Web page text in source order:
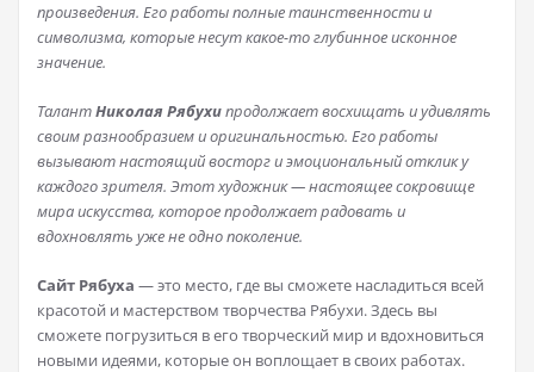
произведения. Его работы полные таинственности и
символизма, которые несут какое-то глубинное исконное
значение.
ТалантНиколая Рябухипродолжает восхищать и удивлять
своим разнообразием и оригинальностью. Его работы
вызывают настоящий восторг и эмоциональный отклик у
каждого зрителя. Этот художник — настоящее сокровище
мира искусства, которое продолжает радовать и
вдохновлять уже не одно поколение.
Сайт Рябуха — это место, где вы сможете насладиться всей
красотой и мастерством творчества Рябухи. Здесь вы
сможете погрузиться в его творческий мир и вдохновиться
новыми идеями, которые он воплощает в своих работах.